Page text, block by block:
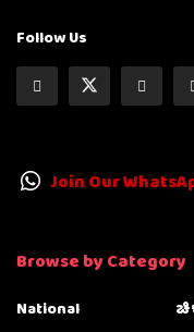
Follow Us
Join Our
Browse by Category
National